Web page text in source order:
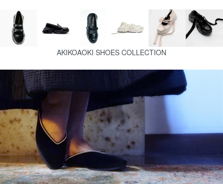
AKIKOAOKI SHOES COLLECTION